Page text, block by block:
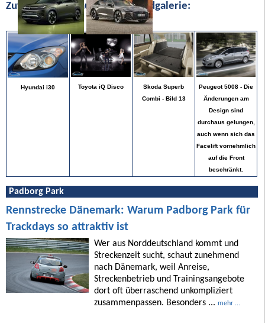
Zufällige Bilder aus unserer Bildgalerie:
Hyundai i30 Toyota iQ Disco
Skoda Superb
Combi - Bild 13
Peugeot 5008 - Die
Änderungen am
Design sind
durchaus gelungen,
auch wenn sich das
Facelift vornehmlich
auf die Front
beschränkt.
Padborg Park
Rennstrecke Dänemark: Warum Padborg Park für
Trackdays so attraktiv ist
Wer aus Norddeutschland kommt und
Streckenzeit sucht, schaut zunehmend
nach Dänemark, weil Anreise,
Streckenbetrieb und Trainingsangebote
dort oft überraschend unkompliziert
zusammenpassen. Besonders ... mehr ...